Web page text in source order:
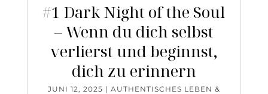
#1 Dark Night of the Soul
– Wenn du dich selbst
verlierst und beginnst,
dich zu erinnern
JUNI 12, 2025 | AUTHENTISCHES LEBEN &